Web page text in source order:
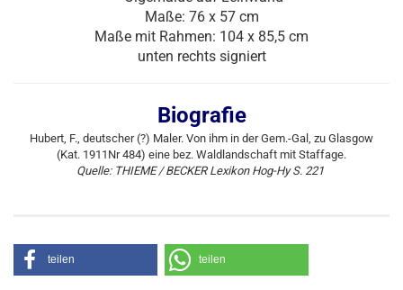
Maße: 76 x 57 cm
Maße mit Rahmen: 104 x 85,5 cm
unten rechts signiert
Biografie
Hubert, F., deutscher (?) Maler. Von ihm in der Gem.-Gal, zu Glasgow
(Kat. 1911Nr 484) eine bez. Waldlandschaft mit Staffage.
Quelle: THIEME / BECKER Lexikon Hog-Hy S. 221
teilen teilen